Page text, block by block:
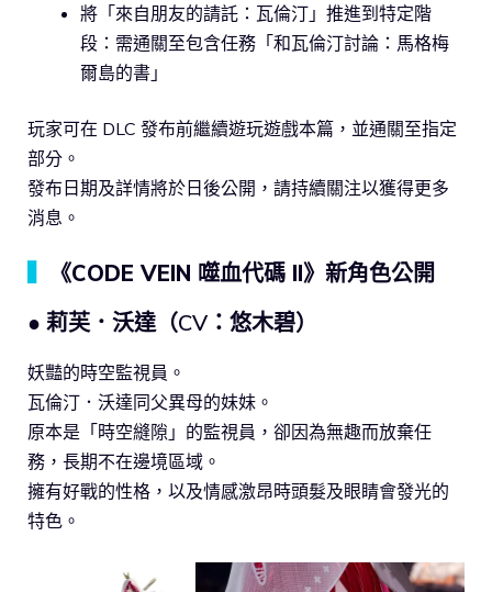
將「來自朋友的請託：瓦倫汀」推進到特定階
段：需通關至包含任務「和瓦倫汀討論：馬格梅
爾島的書」
玩家可在 DLC 發布前繼續遊玩遊戲本篇，並通關至指定
部分。
發布日期及詳情將於日後公開，請持續關注以獲得更多
消息。
《CODE VEIN 噬血代碼 II》新角色公開
● 莉芙．沃達（CV：悠木碧）
妖豔的時空監視員。
瓦倫汀．沃達同父異母的妹妹。
原本是「時空縫隙」的監視員，卻因為無趣而放棄任
務，長期不在邊境區域。
擁有好戰的性格，以及情感激昂時頭髮及眼睛會發光的
特色。